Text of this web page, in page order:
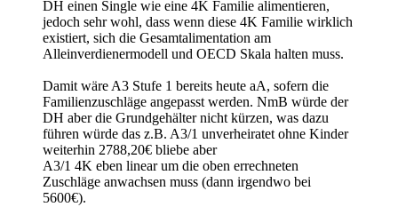
DH einen Single wie eine 4K Familie alimentieren,
jedoch sehr wohl, dass wenn diese 4K Familie wirklich
existiert, sich die Gesamtalimentation am
Alleinverdienermodell und OECD Skala halten muss.
Damit wäre A3 Stufe 1 bereits heute aA, sofern die
Familienzuschläge angepasst werden. NmB würde der
DH aber die Grundgehälter nicht kürzen, was dazu
führen würde das z.B. A3/1 unverheiratet ohne Kinder
weiterhin 2788,20€ bliebe aber
A3/1 4K eben linear um die oben errechneten
Zuschläge anwachsen muss (dann irgendwo bei
5600€).